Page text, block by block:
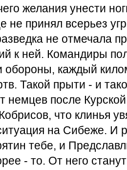
желания унести
не принял всерьез
не отмечала
к ней. Командиры
обороны, каждый
Такой прыти - и
немцев после
что клинья
на Сибеже. И
тебе, и
- то. От него